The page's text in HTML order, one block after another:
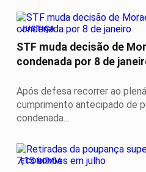
JUSTIÇA
STF muda decisão de
condenada por 8 de
Após defesa recorrer ao
cumprimento antecipado de
condenada...
ECONOMIA